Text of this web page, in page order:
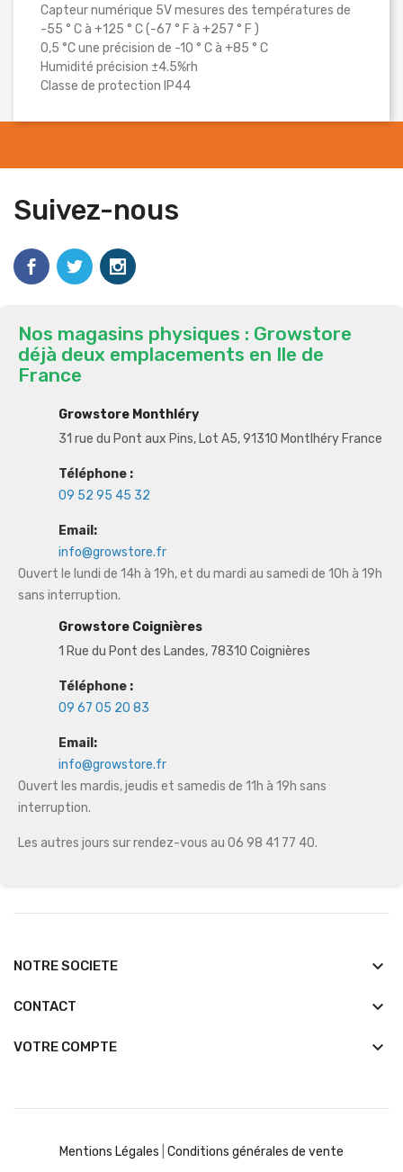
Capteur numérique 5V mesures des températures de
-55 ° C à +125 ° C (-67 ° F à +257 ° F )
0,5 °C une précision de -10 ° C à +85 ° C
Humidité précision ±4.5%rh
Classe de protection IP44
Suivez-nous
Nos magasins physiques : Growstore
déjà deux emplacements en Ile de
France
Growstore Monthléry
31 rue du Pont aux Pins, Lot A5, 91310 Montlhéry France
Téléphone :
09 52 95 45 32
Email:
info@growstore.fr
Ouvert le lundi de 14h à 19h, et du mardi au samedi de 10h à 19h
sans interruption.
Growstore Coignières
1 Rue du Pont des Landes, 78310 Coignières
Téléphone :
09 67 05 20 83
Email:
info@growstore.fr
Ouvert les mardis, jeudis et samedis de 11h à 19h sans
interruption.
Les autres jours sur rendez-vous au 06 98 41 77 40.
NOTRE SOCIETE keyboard_arrow_down
CONTACT keyboard_arrow_down
VOTRE COMPTE 
Mentions Légales Conditions générales de vente